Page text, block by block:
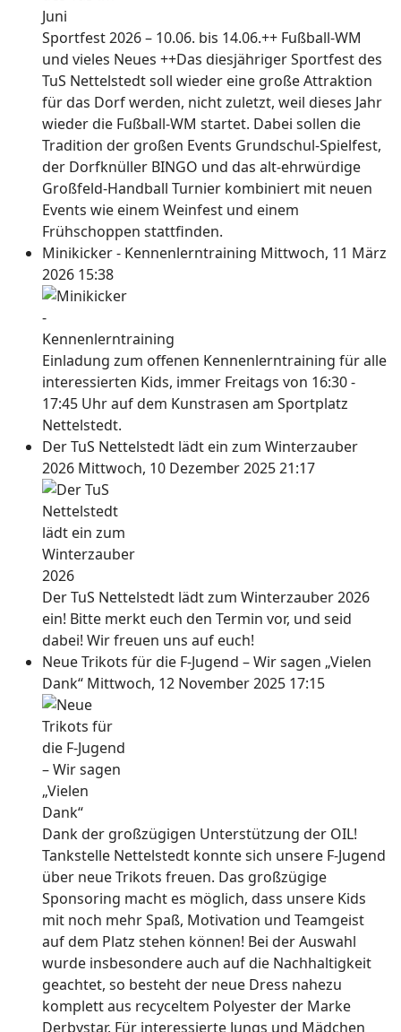
Sportfest 2026 – 10.06. bis 14.06.++ Fußball-WM
und vieles Neues ++Das diesjähriger Sportfest des
TuS Nettelstedt soll wieder eine große Attraktion
für das Dorf werden, nicht zuletzt, weil dieses Jahr
wieder die Fußball-WM startet. Dabei sollen die
Tradition der großen Events Grundschul-Spielfest,
der Dorfknüller BINGO und das alt-ehrwürdige
Großfeld-Handball Turnier kombiniert mit neuen
Events wie einem Weinfest und einem
Frühschoppen stattfinden.
Minikicker - Kennenlerntraining Mittwoch, 11 März
2026 15:38
Einladung zum offenen Kennenlerntraining für alle
interessierten Kids, immer Freitags von 16:30 -
17:45 Uhr auf dem Kunstrasen am Sportplatz
Nettelstedt.
Der TuS Nettelstedt lädt ein zum Winterzauber
2026 Mittwoch, 10 Dezember 2025 21:17
Der TuS Nettelstedt lädt zum Winterzauber 2026
ein! Bitte merkt euch den Termin vor, und seid
dabei! Wir freuen uns auf euch!
Neue Trikots für die F-Jugend – Wir sagen „Vielen
Dank“ Mittwoch, 12 November 2025 17:15
Dank der großzügigen Unterstützung der OIL!
Tankstelle Nettelstedt konnte sich unsere F-Jugend
über neue Trikots freuen. Das großzügige
Sponsoring macht es möglich, dass unsere Kids
mit noch mehr Spaß, Motivation und Teamgeist
auf dem Platz stehen können! Bei der Auswahl
wurde insbesondere auch auf die Nachhaltigkeit
geachtet, so besteht der neue Dress nahezu
komplett aus recyceltem Polyester der Marke
Derbystar. Für interessierte Jungs und Mädchen